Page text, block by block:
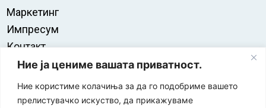
Ние ја цениме вашата приватност.
Ние користиме колачиња за да го подобриме вашето
прелистувачко искуство, да прикажуваме
Маркетинг
Импресум
Контакт
Правила на користење